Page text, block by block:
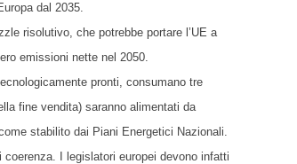
dal 2035.
risolutivo, che potrebbe portare l’UE a
emissioni nette nel 2050.
pronti, consumano tre
fine vendita) saranno alimentati da
stabilito dai Piani Energetici Nazionali.
coerenza. I legislatori europei devono infatti